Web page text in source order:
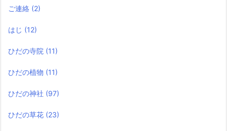
ご連絡 (2)
はじ (12)
ひだの寺院 (11)
ひだの植物 (11)
ひだの神社 (97)
ひだの草花 (23)